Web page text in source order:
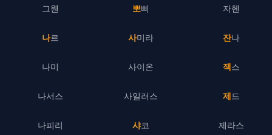
그웬
나르
나미
나서스
나피리
뽀삐
사미라
사이온
사일러스
샤코
자헨
잔나
잭스
제드
제라스